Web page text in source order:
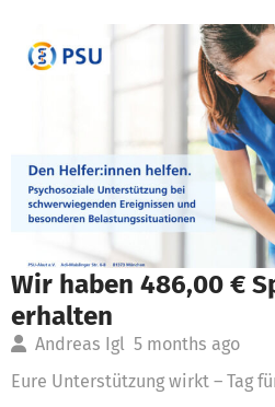
Wir haben 486,00 €
erhalten
Andreas Igl 5 months ago
Eure Unterstützung wirkt – Tag